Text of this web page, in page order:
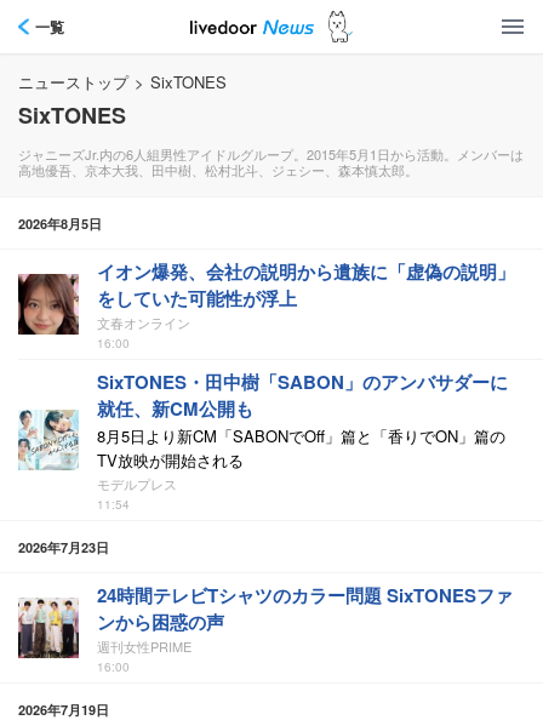
一覧
ニューストップ > SixTONES
SixTONES
ジャニーズJr.内の6人組男性アイドルグループ。2015年5月1日から活動。メンバーは
高地優吾、京本大我、田中樹、松村北斗、ジェシー、森本慎太郎。
2026年8月5日
イオン爆発、会社の説明から遺族に「虚偽の説明」
をしていた可能性が浮上
文春オンライン
16:00
SixTONES・田中樹「SABON」のアンバサダーに
就任、新CM公開も
8月5日より新CM「SABONでOff」篇と「香りでON」篇の
TV放映が開始される
モデルプレス
11:54
2026年7月23日
24時間テレビTシャツのカラー問題 SixTONESファ
ンから困惑の声
週刊女性PRIME
16:00
2026年7月19日